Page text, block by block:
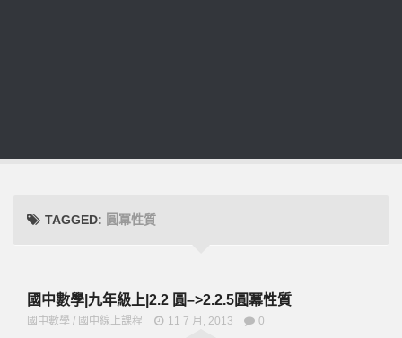
TAGGED: 圓冪性質
國中數學|九年級上|2.2 圓–>2.2.5圓冪性質
國中數學 / 國中線上課程 11 7 月, 2013 0